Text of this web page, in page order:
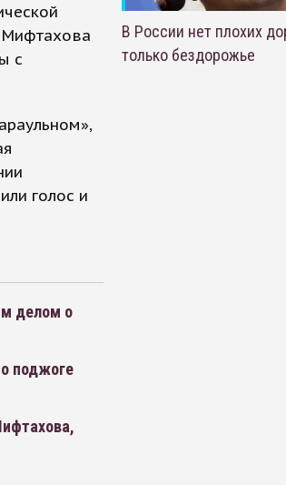
Мифтахова
с
голос и
делом о
поджоге
В России нет плохих
только бездорожье